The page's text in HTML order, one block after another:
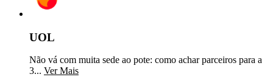
UOL
Não vá com muita sede ao pote: como achar parceiros para a
3... Ver Mais